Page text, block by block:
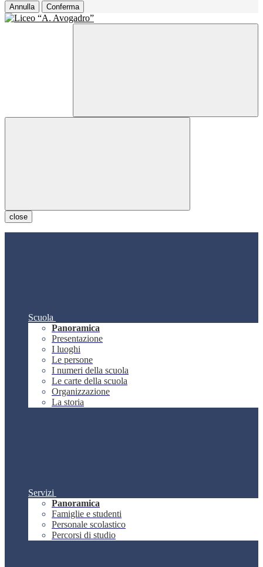
Annulla Conferma
close
Scuola
Panoramica
Presentazione
I luoghi
Le persone
I numeri della scuola
Le carte della scuola
Organizzazione
La storia
Servizi
Panoramica
Famiglie e studenti
Personale scolastico
Percorsi di studio